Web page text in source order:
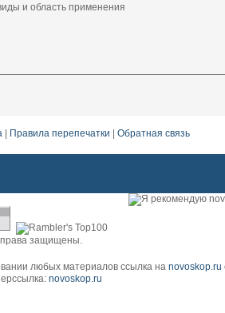
и область применения
| Правила перепечатки | Обратная связь
права защищены.
любых материалов ссылка на novoskop.ru
novoskop.ru